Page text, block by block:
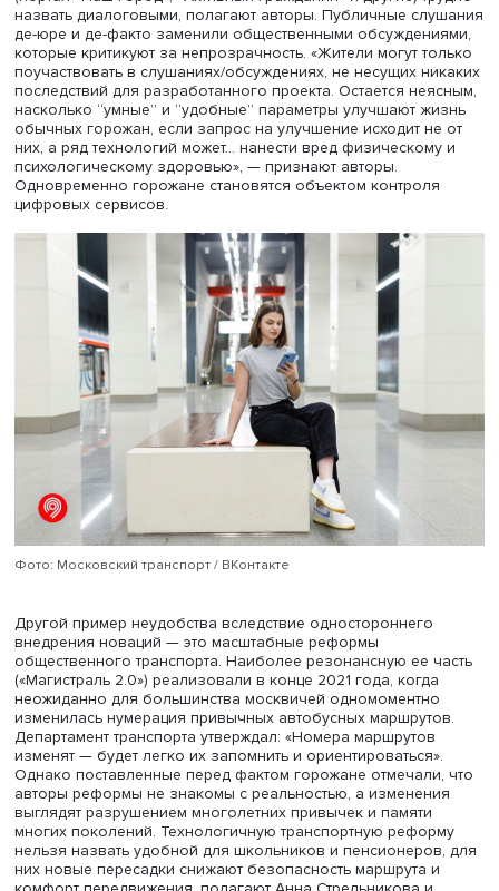
В материалах стратегии развития Москвы «Умный
2030» и промежуточных итогах ее реализации
активное (десятки миллионов обращений в год)
использование различных цифровых сервисов
службами и жителями столицы. Однако Анна
Тамара Веригина отмечают, что, опираясь на эти
нельзя сделать выводы о качественных показателях
сервисов. В узком смысле управленцы сводят умный
инструментам для интерактивного сбора и анализа
происходящем в городе. За пределами такого подхода
остаются данные о содержательном использовании
технологий, об их востребованности и пользе для
групп горожан. Например, родители часто
активной цифровизацией образования, проводимой
учета их мнения, — скажем, внедрением в обучение
«Московской электронной школы», но их позиция не
учитывается.
Роль локального сообщества, важная в концепциях
города (в его расширенной трактовке) и устойчивого
урбанизма, также остается на периферии внимания
управленцев и градостроителей. Анализ показывает,
реальные интересы горожан редко становятся
точкой реформ или внедрения новых технологий.
жителей в анализе городских проектов затруднено.
Актуальная отчетность по количественным и
экономическим показателям в публичном пространстве
показателей и статистики реализации по годам и
нарастающим итогом. Имеющиеся в Москве
каналы обратной связи с различными городскими
(портал «Наш город», «Активный гражданин» и другие)
назвать диалоговыми, полагают авторы. Публичные
де-юре и де-факто заменили общественными
которые критикуют за непрозрачность. «Жители могут
поучаствовать в слушаниях/обсуждениях, не несущих
последствий для разработанного проекта. Остается
насколько “умные” и “удобные” параметры улучшают
обычных горожан, если запрос на улучшение исходит
них, а ряд технологий может… нанести вред
психологическому здоровью», — признают авторы.